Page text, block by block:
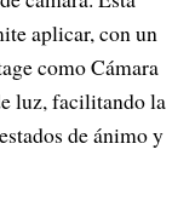
aplicar, con un
como Cámara
luz, facilitando la
de ánimo y